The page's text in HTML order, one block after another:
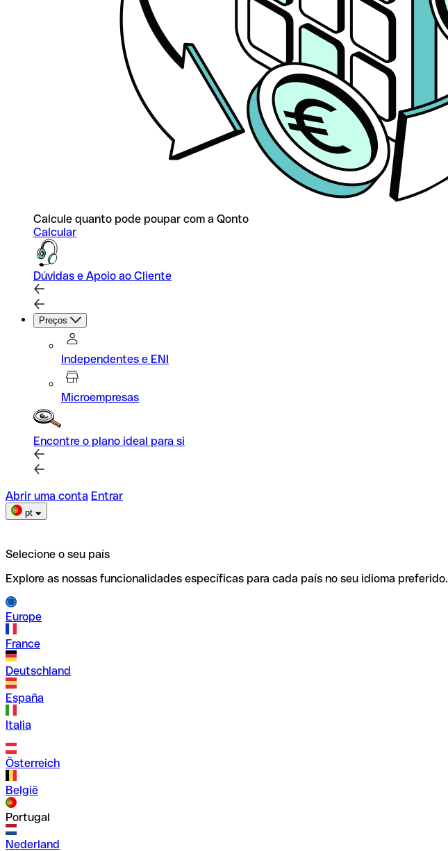
Calcule quanto pode poupar com a Qonto
Calcular
Dúvidas e Apoio ao Cliente
Preços
Independentes e ENI
Microempresas
Encontre o plano ideal para si
Abrir uma conta Entrar
pt
Selecione o seu país
Explore as nossas funcionalidades específicas para cada país no seu idioma preferido.
Europe
France
Deutschland
España
Italia
Österreich
België
Portugal
Nederland